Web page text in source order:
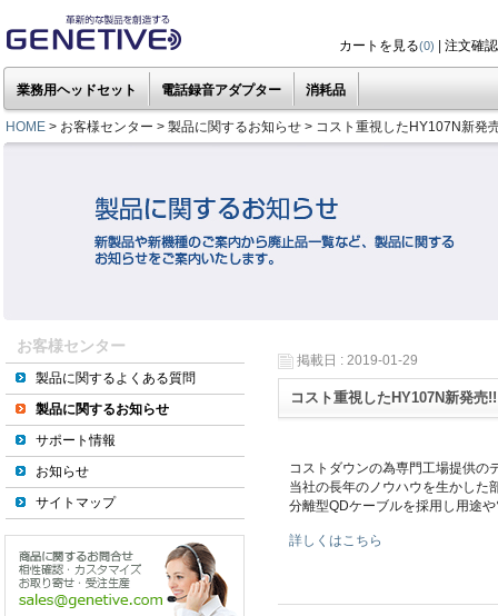
カートを見る(0) 注文確認
業務用ヘッドセット 電話録音アダプター 消耗品
HOME > お客様センター > 製品に関するお知らせ > コスト重視したHY107N新発
お客様センター
製品に関するよくある質問
製品に関するお知らせ
サポート情報
お知らせ
サイトマップ
掲載日 : 2019-01-29
コスト重視したHY107N新発売!!
コストダウンの為専門工場提供の
当社の長年のノウハウを生かした
分離型QDケーブルを採用し用途
詳しくはこちら